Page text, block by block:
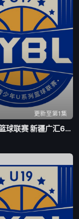
更新至第1集
全国青年篮球联赛 新疆广汇60-88上海久事20260805